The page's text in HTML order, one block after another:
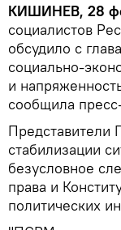
КИШИНЕВ, 28
социалистов
обсудило с
социально-
и
сообщила
Представители
стабилизации
безусловное
права и
политических